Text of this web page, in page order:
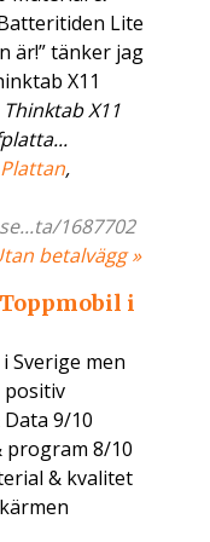
Lite
är!” tänker jag
X11
X11
Plattan,
1687702
betalvägg »
i
Sverige men
positiv
9/10
program 8/10
& kvalitet